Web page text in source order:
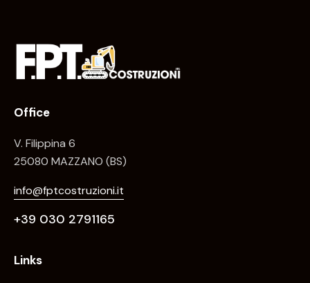
Office
V. Filippina 6
25080 MAZZANO (BS)
info@fptcostruzioni.it
+39 030 2791165
Links